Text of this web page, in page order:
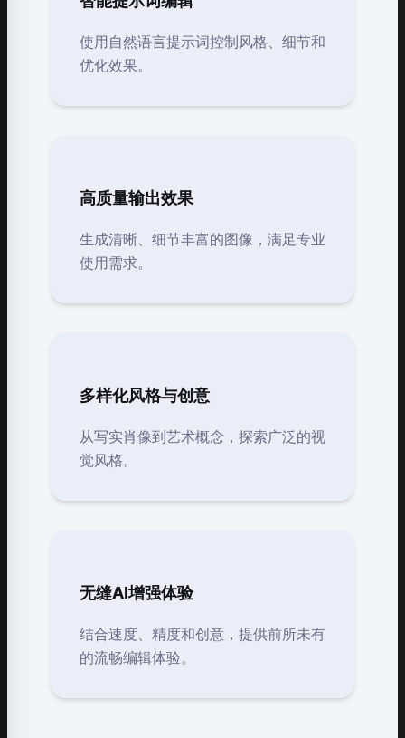
使用自然语言提示词控制风格、细节和
优化效果。
高质量输出效果
生成清晰、细节丰富的图像，满足专业
使用需求。
多样化风格与创意
从写实肖像到艺术概念，探索广泛的视
觉风格。
无缝AI增强体验
结合速度、精度和创意，提供前所未有
的流畅编辑体验。